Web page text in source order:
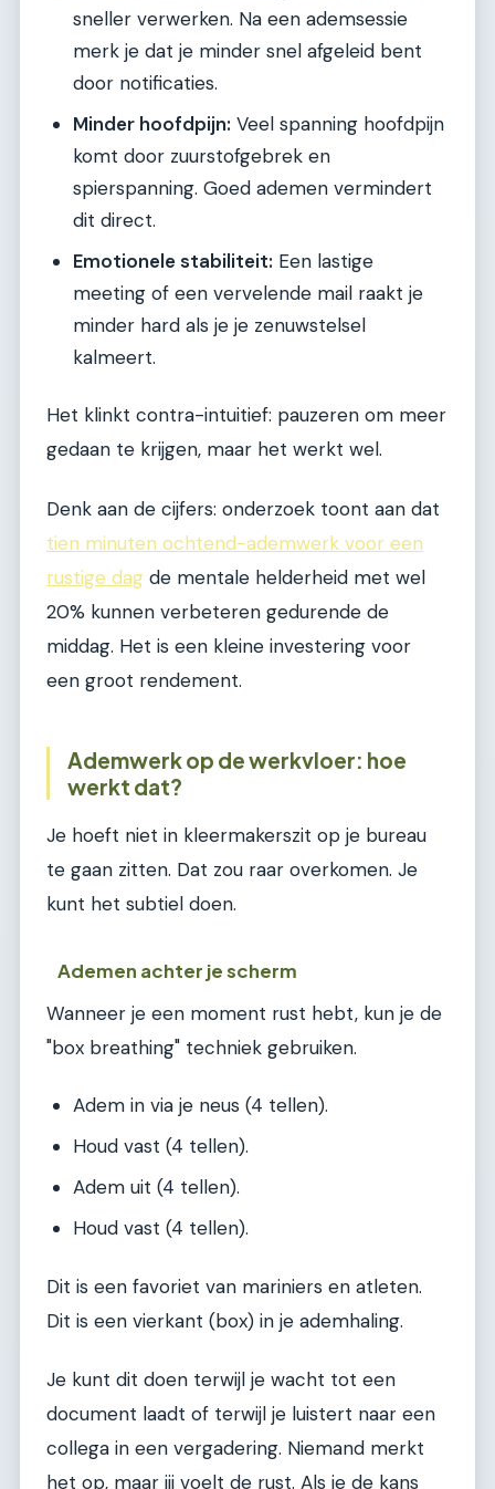
sneller verwerken. Na een ademsessie
merk je dat je minder snel afgeleid bent
door notificaties.
Minder hoofdpijn: Veel spanning hoofdpijn
komt door zuurstofgebrek en
spierspanning. Goed ademen vermindert
dit direct.
Emotionele stabiliteit: Een lastige
meeting of een vervelende mail raakt je
minder hard als je je zenuwstelsel
kalmeert.
Het klinkt contra-intuitief: pauzeren om meer
gedaan te krijgen, maar het werkt wel.
Denk aan de cijfers: onderzoek toont aan dat
tien minuten ochtend-ademwerk voor een
rustige dag de mentale helderheid met wel
20% kunnen verbeteren gedurende de
middag. Het is een kleine investering voor
een groot rendement.
Ademwerk op de werkvloer: hoe
werkt dat?
Je hoeft niet in kleermakerszit op je bureau
te gaan zitten. Dat zou raar overkomen. Je
kunt het subtiel doen.
Ademen achter je scherm
Wanneer je een moment rust hebt, kun je de
"box breathing" techniek gebruiken.
Adem in via je neus (4 tellen).
Houd vast (4 tellen).
Adem uit (4 tellen).
Houd vast (4 tellen).
Dit is een favoriet van mariniers en atleten.
Dit is een vierkant (box) in je ademhaling.
Je kunt dit doen terwijl je wacht tot een
document laadt of terwijl je luistert naar een
collega in een vergadering. Niemand merkt
het op, maar jij voelt de rust. Als je de kans